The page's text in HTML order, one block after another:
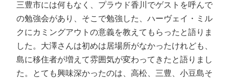
三豊市には何もなく、プラウド香川でゲストを呼んで
の勉強会があり、そこで勉強した、ハーヴェイ・ミル
クにカミングアウトの意義を教えてもらったと語りま
した。大澤さんは初めは居場所がなかったけれども、
島に移住者が増えて雰囲気が変わってきたと語りまし
た。とても興味深かったのは、高松、三豊、小豆島そ